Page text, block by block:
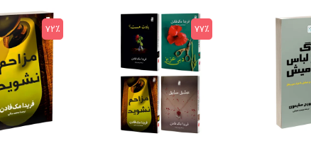
77٪ 72٪